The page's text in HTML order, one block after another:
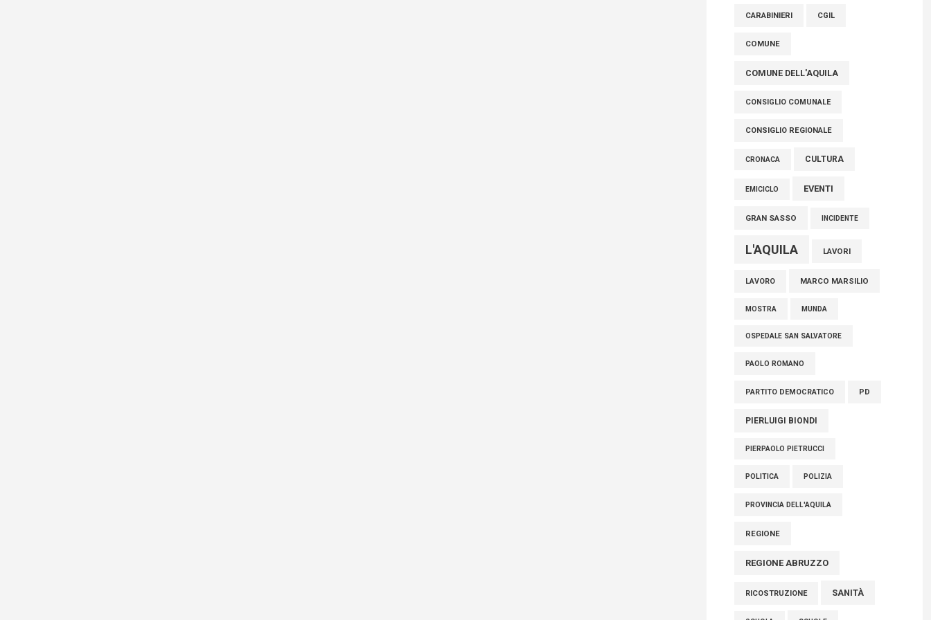
tra cui molti abruzzesi"
06 Agosto 2026
CARABINIERI CGIL
COMUNE
COMUNE DELL'AQUILA
CONSIGLIO COMUNALE
CONSIGLIO REGIONALE
CRONACA CULTURA
EMICICLO EVENTI
GRAN SASSO INCIDENTE
L'AQUILA LAVORI
LAVORO MARCO MARSILIO
MOSTRA MUNDA
OSPEDALE SAN SALVATORE
PAOLO ROMANO
PARTITO DEMOCRATICO PD
PIERLUIGI BIONDI
PIERPAOLO PIETRUCCI
POLITICA POLIZIA
PROVINCIA DELL'AQUILA
REGIONE
REGIONE ABRUZZO
RICOSTRUZIONE SANITÀ